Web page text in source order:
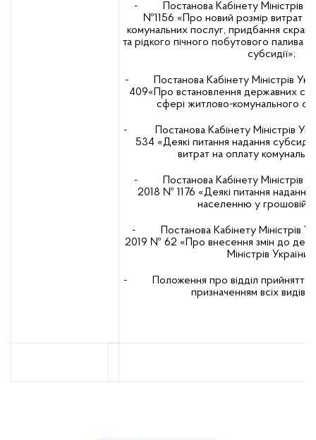
- Постанова Кабінету Міністрів
№1156 «Про новий розмір витрат
комунальних послуг, придбання
та рідкого пічного побутового палива у
субсидії»;
- Постанова Кабінету Міністрів
409«Про встановлення державних
сфері житлово-комунального
- Постанова Кабінету Міністрів
534 «Деякі питання надання
витрат на оплату
- Постанова Кабінету Міністрів
2018 № 1176 «Деякі питання надання
населенню у грошовій
- Постанова Кабінету Міністрів
2019 № 62 «Про внесення змін до
Міністрів України»;
- Положення про відділ прийняття
призначенням всіх видів